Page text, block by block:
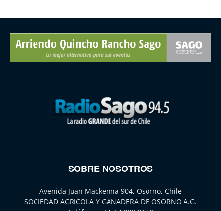
SOBRE NOSOTROS
Avenida Juan Mackenna 904, Osorno, Chile
SOCIEDAD AGRICOLA Y GANADERA DE OSORNO A.G.